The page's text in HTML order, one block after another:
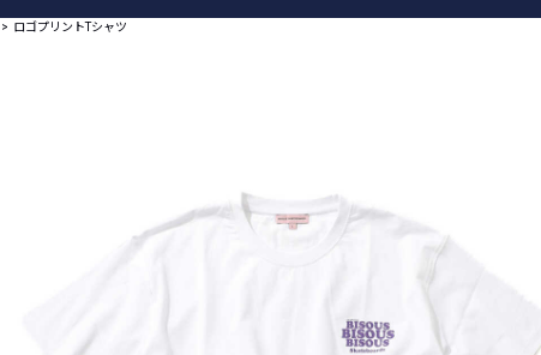
特集記事
今週の別注アイテム
ロゴプリントTシャツ